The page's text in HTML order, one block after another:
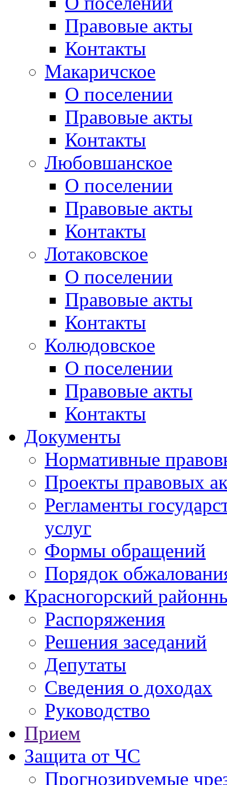
Правовые акты
Контакты
Макаричское
О поселении
Правовые акты
Контакты
Любовшанское
О поселении
Правовые акты
Контакты
Лотаковское
О поселении
Правовые акты
Контакты
Колюдовское
О поселении
Правовые акты
Контакты
Документы
Нормативные
Проекты правовых
Регламенты
услуг
Формы обращений
Порядок
Красногорский
Распоряжения
Решения заседаний
Депутаты
Сведения о доходах
Руководство
Прием
Защита от ЧС
Прогнозируемые